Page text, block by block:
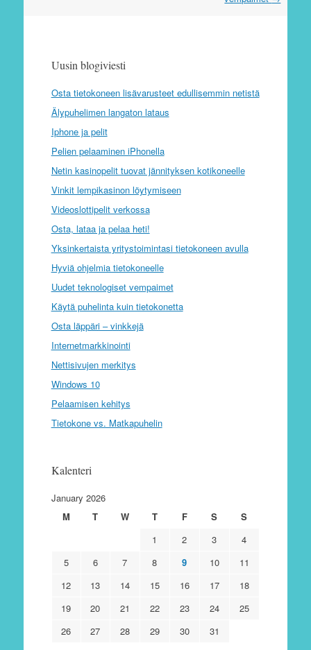
Uusin blogiviesti
Osta tietokoneen lisävarusteet edullisemmin netistä
Älypuhelimen langaton lataus
Iphone ja pelit
Pelien pelaaminen iPhonella
Netin kasinopelit tuovat jännityksen kotikoneelle
Vinkit lempikasinon löytymiseen
Videoslottipelit verkossa
Osta, lataa ja pelaa heti!
Yksinkertaista yritystoimintasi tietokoneen avulla
Hyviä ohjelmia tietokoneelle
Uudet teknologiset vempaimet
Käytä puhelinta kuin tietokonetta
Osta läppäri – vinkkejä
Internetmarkkinointi
Nettisivujen merkitys
Windows 10
Pelaamisen kehitys
Tietokone vs. Matkapuhelin
Kalenteri
January 2026
M
T W T F S S
1 2 3
4
5
6 7 8 9 10
11
12
13 14 15 16 17
18
19
20 21 22 23 24
25
26
27 28 29 30 31